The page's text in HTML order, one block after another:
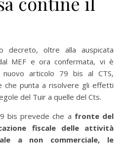
decreto, oltre alla auspicata
MEF e ora confermata, vi è
nuovo articolo 79 bis al CTS,
che punta a risolvere gli effetti
del Tuir a quelle del Cts.
bis prevede che a fronte del
fiscale delle attività
a non commerciale, le